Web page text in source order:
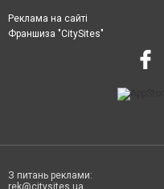
Реклама на сайті
Франшиза "CitySites"
З питань реклами:
rek@citysites.ua